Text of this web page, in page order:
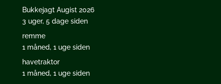
Bukkejagt Augist 2026
3 uger, 5 dage siden
remme
1 måned, 1 uge siden
havetraktor
1 måned, 1 uge siden